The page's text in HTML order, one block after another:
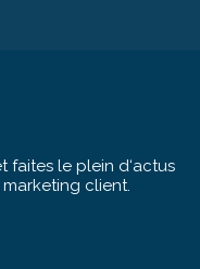
faites le plein d‘actus
client.